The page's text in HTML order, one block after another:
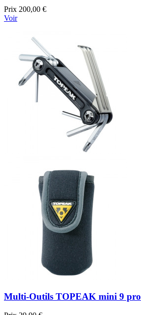
Prix 200,00 €
Voir
Multi-Outils TOPEAK mini 9 pro